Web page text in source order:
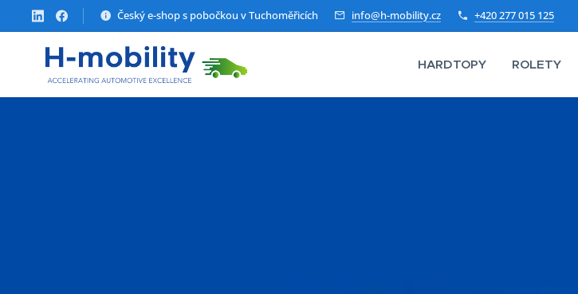
Český e-shop s pobočkou v Tuchoměřicích info@h-mobility.cz +420 277 015 125
HARDTOPY ROLETY